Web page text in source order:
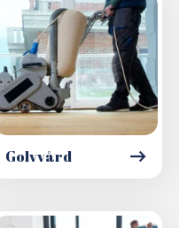
Golvvård